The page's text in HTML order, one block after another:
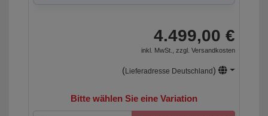
4.499,00 €
inkl. MwSt., zzgl. Versandkosten
(Lieferadresse Deutschland)
Bitte wählen Sie eine Variation